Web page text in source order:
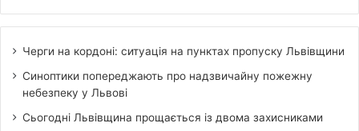
Черги на кордоні: ситуація на пунктах пропуску Львівщини
Синоптики попереджають про надзвичайну пожежну
небезпеку у Львові
Сьогодні Львівщина прощається із двома захисниками